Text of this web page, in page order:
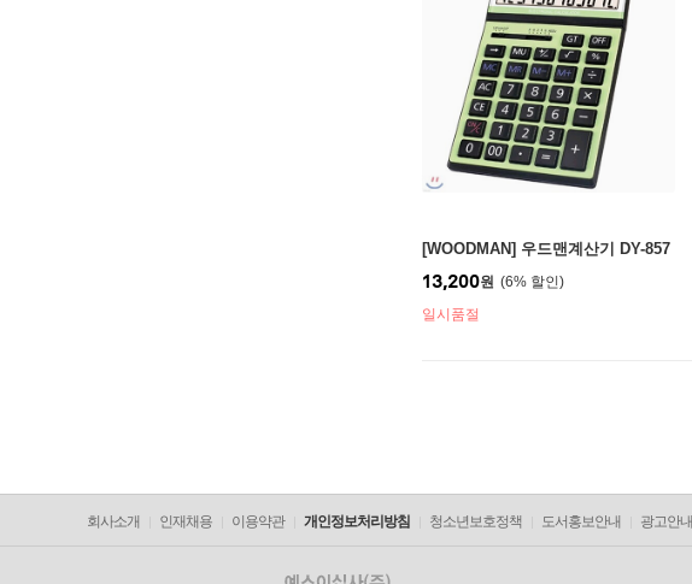
[WOODMAN] 우드맨계산기 DY-857
6%
13,200원
일시품절
회사소개 인재채용 이용약관 개인정보처리방침 청소년보호정책 도서홍보안내 광고안내